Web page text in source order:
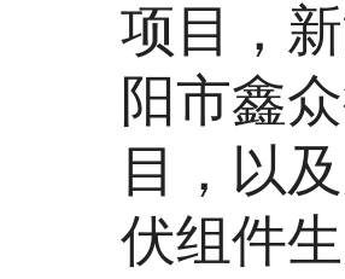
项目，
阳市鑫
目，以
伏组件